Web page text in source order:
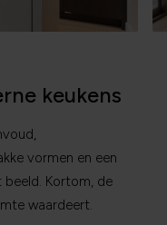
keukens
vormen en een
Kortom, de
waardeert.